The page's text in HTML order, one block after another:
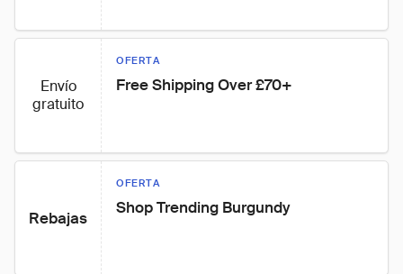
Envío
gratuito
OFERTA
Free Shipping Over £70+
Rebajas
OFERTA
Shop Trending Burgundy